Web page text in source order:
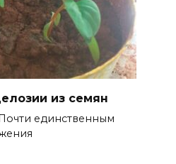
из семян
единственным